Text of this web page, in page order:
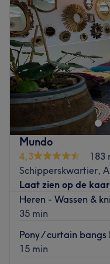
Donderdag
Vrijdag
Zaterdag
Zondag
Is jouw haar wel toe
mooie en moderne
specialiteiten zoals:
van je haar, het zetten
verzorging! Je krijgt
aandacht. Ze hebben
mooi en glamoureus
dikker en volumineus
Mundo
4,3
183
Schipperskwartier,
Laat zien op de
Heren - Wassen &
35 min
Pony / curtain bangs
15 min